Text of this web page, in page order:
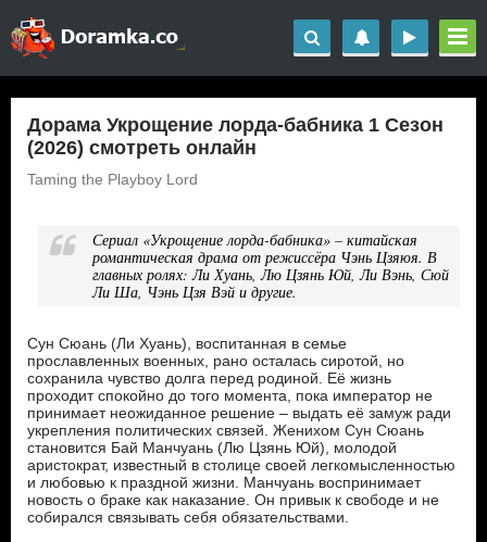
Дорама Укрощение лорда-бабника 1 Сезон
(2026) смотреть онлайн
Taming the Playboy Lord
Сериал «Укрощение лорда-бабника» – китайская
романтическая драма от режиссёра Чэнь Цзяюя. В
главных ролях: Ли Хуань, Лю Цзянь Юй, Ли Вэнь, Сюй
Ли Ша, Чэнь Цзя Вэй и другие.
Сун Сюань (Ли Хуань), воспитанная в семье
прославленных военных, рано осталась сиротой, но
сохранила чувство долга перед родиной. Её жизнь
проходит спокойно до того момента, пока император не
принимает неожиданное решение – выдать её замуж ради
укрепления политических связей. Женихом Сун Сюань
становится Бай Манчуань (Лю Цзянь Юй), молодой
аристократ, известный в столице своей легкомысленностью
и любовью к праздной жизни. Манчуань воспринимает
новость о браке как наказание. Он привык к свободе и не
собирался связывать себя обязательствами.